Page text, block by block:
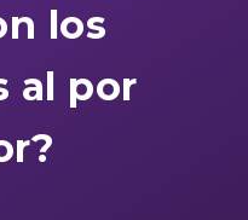
los
al por